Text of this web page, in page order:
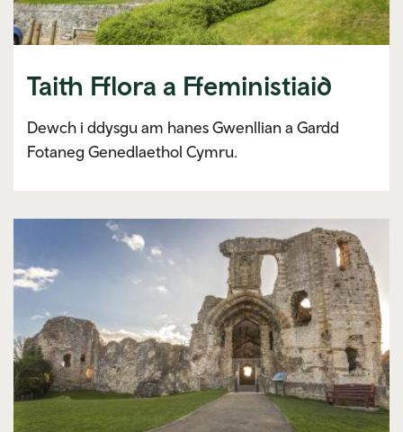
Taith Fflora a Ffeministiaid
Dewch i ddysgu am hanes Gwenllian a Gardd
Fotaneg Genedlaethol Cymru.